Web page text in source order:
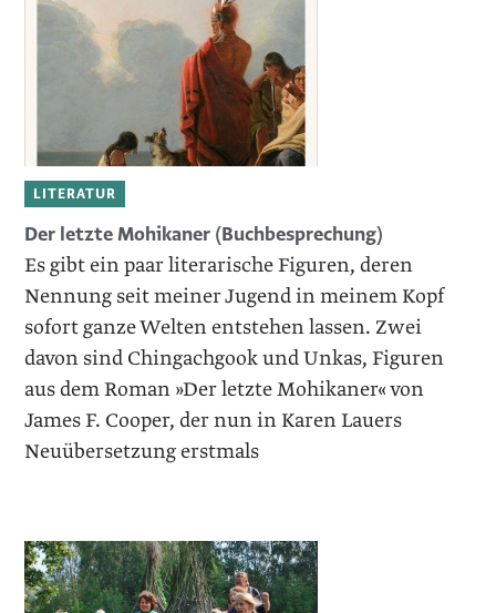
LITERATUR
Der letzte Mohikaner (Buchbesprechung)
Es gibt ein paar literarische Figuren, deren
Nennung seit meiner Jugend in meinem Kopf
sofort ganze Welten entstehen lassen. Zwei
davon sind Chingachgook und Unkas, Figuren
aus dem Roman »Der letzte Mohikaner« von
James F. Cooper, der nun in Karen Lauers
Neuübersetzung erstmals